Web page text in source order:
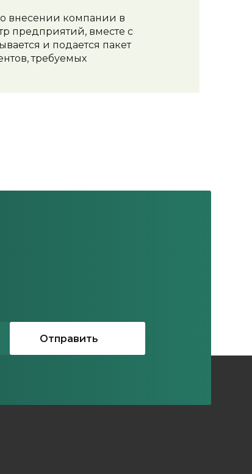
внесении компании в
предприятий, вместе с
и подается пакет
требуемых